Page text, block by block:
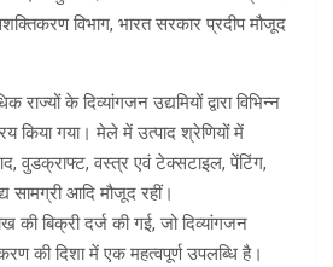
विभाग, भारत सरकार प्रदीप मौजूद
के दिव्यांगजन उद्यमियों द्वारा विभिन्न
किया गया। मेले में उत्पाद श्रेणियों में
वुडक्राफ्ट, वस्त्र एवं टेक्सटाइल, पेंटिंग,
सामग्री आदि मौजूद रहीं।
की बिक्री दर्ज की गई, जो दिव्यांगजन
की दिशा में एक महत्वपूर्ण उपलब्धि है।